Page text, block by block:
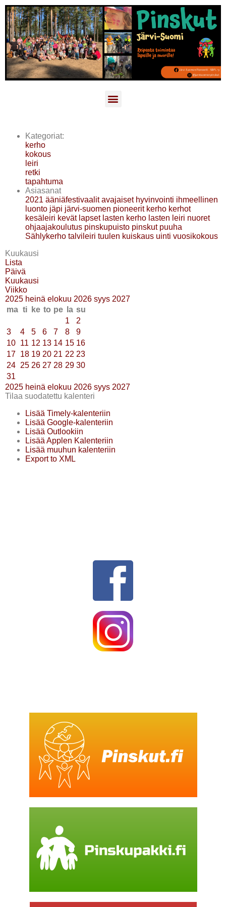
Kategoriat:
kerho
kokous
leiri
retki
tapahtuma
Asiasanat
2021 ääniäfestivaalitavajaiset hyvinvointi ihmeellinen
luonto jäpi järvi-suomen pioneerit kerho kerhot
kesäleiri kevät lapset lasten kerho lasten leiri nuoret
ohjaajakoulutus pinskupuisto pinskut puuha
Sählykerho talvileiri tuulen kuiskaus uinti vuosikokous
Kuukausi
Lista
Päivä
Kuukausi
Viikko
2025 heinä elokuu 2026 syys 2027
ma ti ke to pe la su
1
2
3
4 5 6 7 8
9
10 11 12 13 14 15 16
17 18 19 20 21 22 23
24 25 26 27 28 29 30
31
2025 heinä elokuu 2026 syys 2027
Tilaa suodatettu kalenteri
Lisää Timely-kalenteriin
Lisää Google-kalenteriin
Lisää Outlookiin
Lisää Applen Kalenteriin
Lisää muuhun kalenteriin
Export to XML